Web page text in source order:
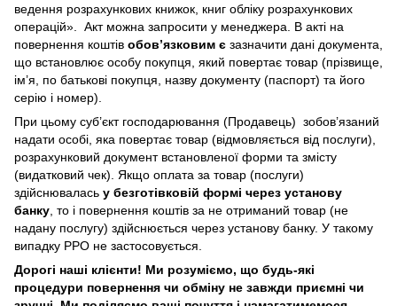
ведення розрахункових книжок, книг обліку розрахункових
операцій». Акт можна запросити у менеджера. В акті на
повернення коштів обов’язковим є зазначити дані документа,
що встановлює особу покупця, який повертає товар (прізвище,
ім’я, по батькові покупця, назву документу (паспорт) та його
серію і номер).
При цьому суб’єкт господарювання (Продавець) зобов’язаний
надати особі, яка повертає товар (відмовляється від послуги),
розрахунковий документ встановленої форми та змісту
(видатковий чек). Якщо оплата за товар (послуги)
здійснювалась у безготівковій формі через установу
банку, то і повернення коштів за не отриманий товар (не
надану послугу) здійснюється через установу банку. У такому
випадку РРО не застосовується.
Дорогі наші клієнти! Ми розуміємо, що будь-які
процедури повернення чи обміну не завжди приємні чи